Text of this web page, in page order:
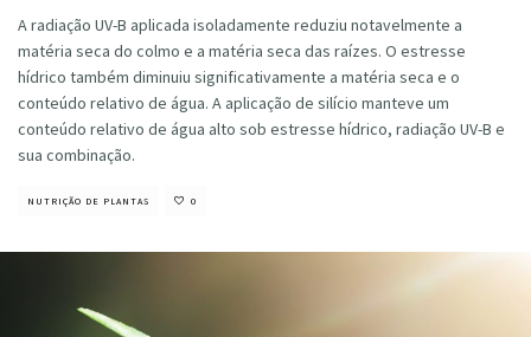
A radiação UV-B aplicada isoladamente reduziu notavelmente a
matéria seca do colmo e a matéria seca das raízes. O estresse
hídrico também diminuiu significativamente a matéria seca e o
conteúdo relativo de água. A aplicação de silício manteve um
conteúdo relativo de água alto sob estresse hídrico, radiação UV-B e
sua combinação.
NUTRIÇÃO DE PLANTAS 0